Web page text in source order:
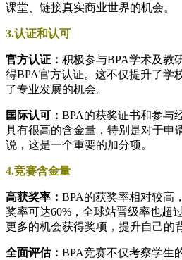
课堂、链接真实商业世界的机会。
3.认证和认可
官方认证： 积极参与BPA学术及教
得BPA官方认证。这不仅提升了学
了专业发展的机会。
国际认可： BPA的获奖证书和参与
具有很高的含金量，特别是对于申
说，这是一个重要的加分项。
4.竞赛含金量
高获奖率： BPA的获奖率相对较高
奖率可达60%，全球站晋级率也超
更多的机会获得奖项，提升自己的
全面评估： BPA竞赛不仅考察学生